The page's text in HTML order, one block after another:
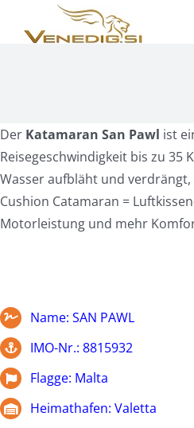
Inhalt
Der Katamaran San Pawl ist
Reisegeschwindigkeit bis zu 35
Wasser aufbläht und
Cushion Catamaran =
Motorleistung und mehr
Name: SAN PAWL
IMO-Nr.: 8815932
Flagge: Malta
Heimathafen: Valetta